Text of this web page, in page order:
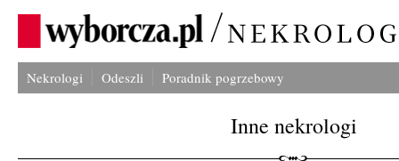
Nekrologi Odeszli Poradnik pogrzebowy
Inne nekrologi